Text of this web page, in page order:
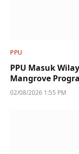
PPU
PPU Masuk
Mangrove
02/08/2026 1:55 PM